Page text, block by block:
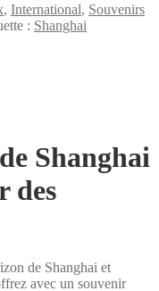
, International, Souvenirs
: Shanghai
Shanghai
des
de Shanghai et
avec un souvenir